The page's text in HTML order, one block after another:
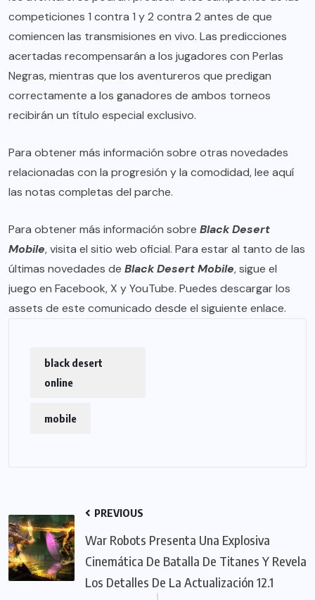
competiciones 1 contra 1 y 2 contra 2 antes de que
comiencen las transmisiones en vivo. Las predicciones
acertadas recompensarán a los jugadores con Perlas
Negras, mientras que los aventureros que predigan
correctamente a los ganadores de ambos torneos
recibirán un título especial exclusivo.
Para obtener más información sobre otras novedades
relacionadas con la progresión y la comodidad, lee aquí
las notas completas del parche.
Para obtener más información sobre Black Desert
Mobile, visita el sitio web oficial. Para estar al tanto de las
últimas novedades de Black Desert Mobile, sigue el
juego en Facebook, X yYouTube. Puedes descargar los
assets de este comunicado desde el siguiente enlace.
black desert
online
mobile
PREVIOUS
War Robots Presenta Una Explosiva
Cinemática De Batalla De Titanes Y Revela
Los Detalles De La Actualización 12.1